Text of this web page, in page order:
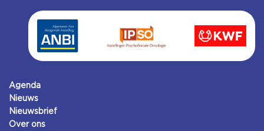
Agenda
Nieuws
Nieuwsbrief
Over ons